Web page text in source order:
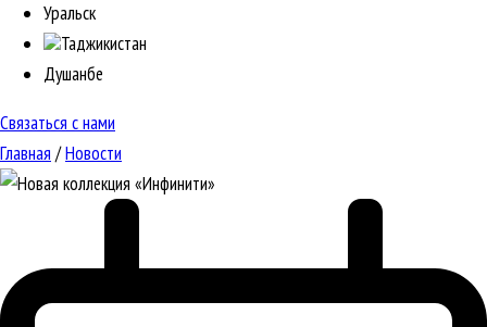
Уральск
Таджикистан
Душанбе
Связаться с нами
Главная /Новости